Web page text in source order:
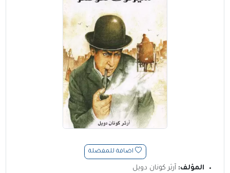
اضافة للمفضلة
المؤلف: آرثر كونان دويل